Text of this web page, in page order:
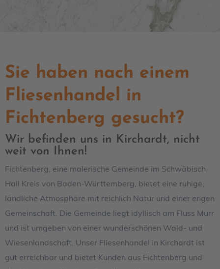
Sie haben nach einem
Fliesenhandel in
Fichtenberg gesucht?
Wir befinden uns in Kirchardt, nicht
weit von Ihnen!
Fichtenberg, eine malerische Gemeinde im Schwäbisch
Hall Kreis von Baden-Württemberg, bietet eine ruhige,
ländliche Atmosphäre mit reichlich Natur und einer engen
Gemeinschaft. Die Gemeinde liegt idyllisch am Fluss Murr
und ist umgeben von einer wunderschönen Wald- und
Wiesenlandschaft. Unser Fliesenhandel in Kirchardt ist
gut erreichbar und bietet Kunden aus Fichtenberg und